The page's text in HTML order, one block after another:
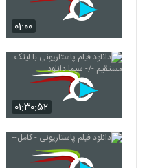
۰۱:۰۰
۰۱:۳۰:۵۲